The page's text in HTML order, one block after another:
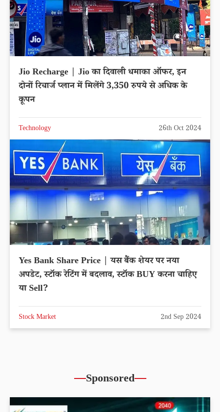
Jio Recharge | Jio का दिवाली धमाका ऑफर, इन
दोनों रिचार्ज प्लान में मिलेंगे 3,350 रुपये से अधिक के
कूपन
Technology 26th Oct 2024
Yes Bank Share Price | यस बैंक शेयर पर नया
अपडेट, स्टॉक रेटिंग में बदलाव, स्टॉक BUY करना चाहिए
या Sell?
Stock Market 2nd Sep 2024
Sponsored